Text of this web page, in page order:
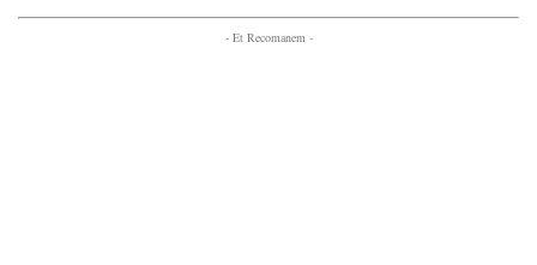
- Et Recomanem -